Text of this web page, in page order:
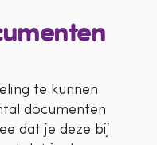
te kunnen
documenten
dat je deze bij